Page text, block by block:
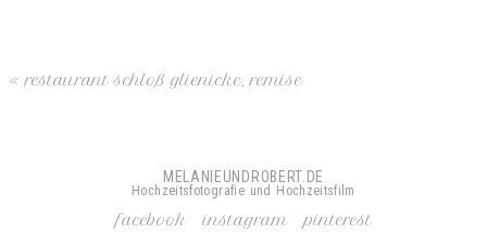
« restaurant schloß glienicke, remise
MELANIEUNDROBERT.DE
Hochzeitsfotografie und Hochzeitsfilm
facebook instagram pinterest